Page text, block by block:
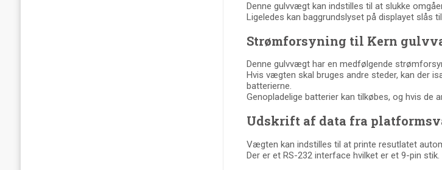
Denne gulvvægt kan indstilles til at slukke
Ligeledes kan baggrundslyset på displayet slås
Strømforsyning til Kern
Denne gulvvægt har en medfølgende
Hvis vægten skal bruges andre steder, kan der
batterierne.
Genopladelige batterier kan tilkøbes, og hvis de
Udskrift af data fra
Vægten kan indstilles til at printe resutlatet
Der er et RS-232 interface hvilket er et 9-pin stik.